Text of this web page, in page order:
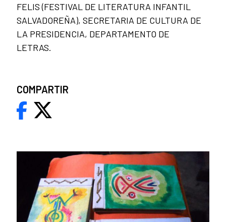
FELIS (FESTIVAL DE LITERATURA INFANTIL
SALVADOREÑA), SECRETARIA DE CULTURA DE
LA PRESIDENCIA, DEPARTAMENTO DE
LETRAS.
COMPARTIR